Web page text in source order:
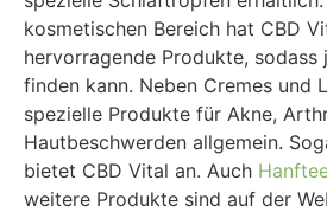
kosmetischen Bereich hat CBD
hervorragende Produkte, sodass
finden kann. Neben Cremes und
spezielle Produkte für Akne,
Hautbeschwerden allgemein.
bietet CBD Vital an. Auch
weitere Produkte sind auf der